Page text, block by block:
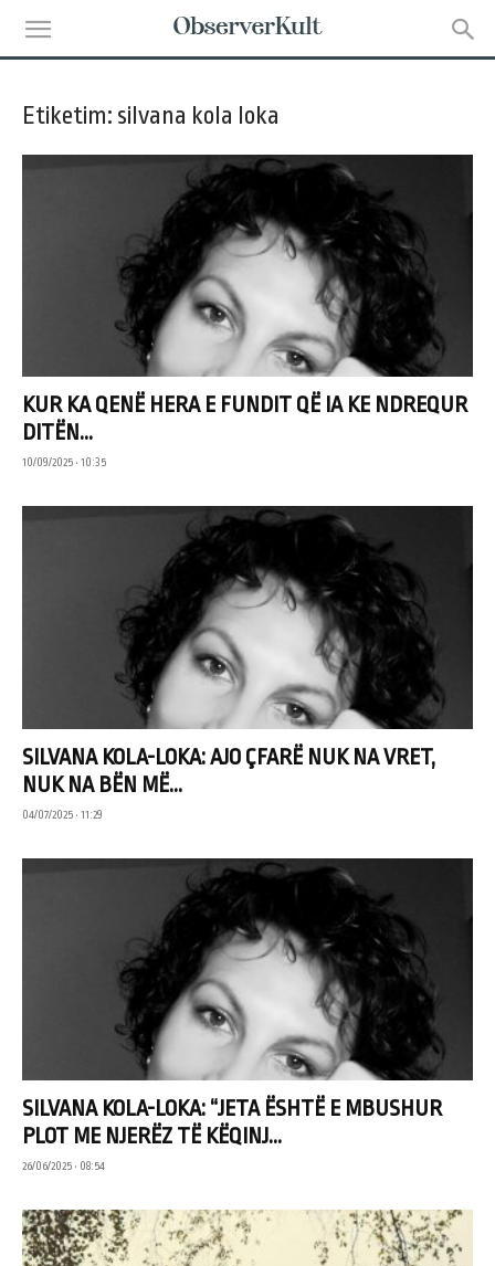
Etiketim: silvana kola loka
KUR KA QENË HERA E FUNDIT QË IA KE NDREQUR
DITËN...
10/09/2025 • 10:35
SILVANA KOLA-LOKA: AJO ÇFARË NUK NA VRET,
NUK NA BËN MË...
04/07/2025 • 11:29
SILVANA KOLA-LOKA: “JETA ËSHTË E MBUSHUR
PLOT ME NJERËZ TË KËQINJ...
26/06/2025 • 08:54